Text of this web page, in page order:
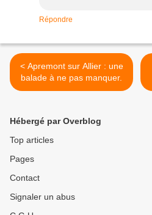
Répondre
< Apremont sur Allier : une
balade à ne pas manquer.
Hébergé par Overblog
Top articles
Pages
Contact
Signaler un abus